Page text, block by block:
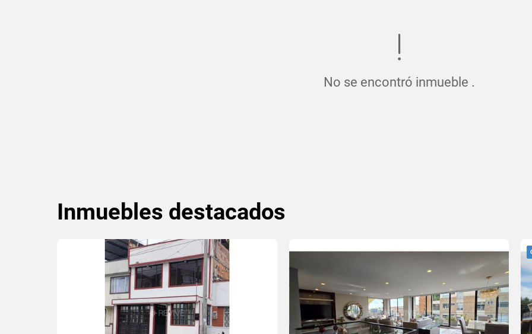
No se encontró inmueble .
Inmuebles destacados